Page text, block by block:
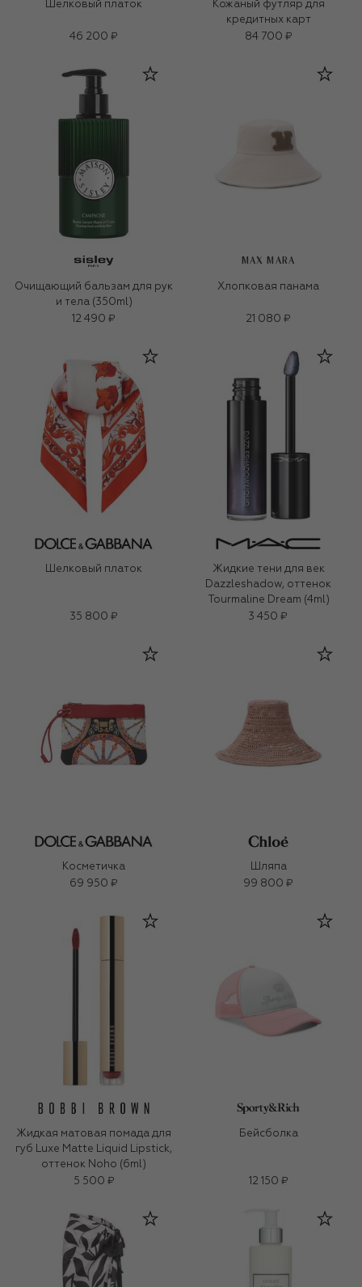
Шелковый платок
46 200 ₽
Кожаный футляр для
кредитных карт
84 700 ₽
Очищающий бальзам для рук
и тела (350ml)
12 490 ₽
MAX MARA
Хлопковая панама
21 080 ₽
Шелковый платок
35 800 ₽
Жидкие тени для век
Dazzleshadow, оттенок
Tourmaline Dream (4ml)
3 450 ₽
Косметичка
69 950 ₽
Шляпа
99 800 ₽
Жидкая матовая помада для
губ Luxe Matte Liquid Lipstick,
оттенок Noho (6ml)
5 500 ₽
Бейсболка
12 150 ₽